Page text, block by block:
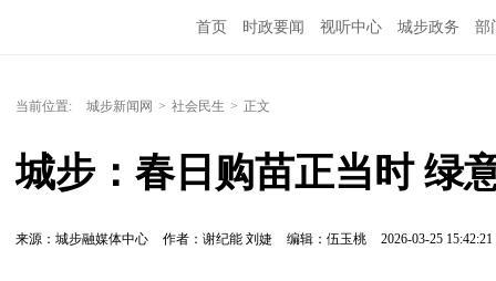
首页 时政要闻 视听中心 城步政务 部
当前位置: 城步新闻网 > 社会民生 > 正文
城步：春日购苗正当时 绿
来源：城步融媒体中心 作者：谢纪能 刘婕 编辑：伍玉桃 2026-03-25 15:42:21